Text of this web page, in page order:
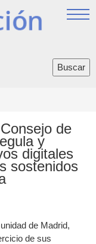
de
y
digitales
sostenidos
de Madrid,
de sus